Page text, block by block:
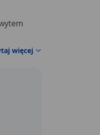
więcej